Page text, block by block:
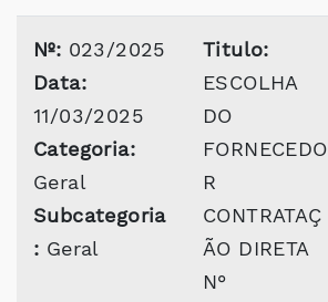
Nº: 023/2025
Data:
11/03/2025
Categoria:
Geral
Subcategoria
: Geral
Titulo:
ESCOLHA
DO
FORNECEDO
R
CONTRATAÇ
ÃO DIRETA
N°